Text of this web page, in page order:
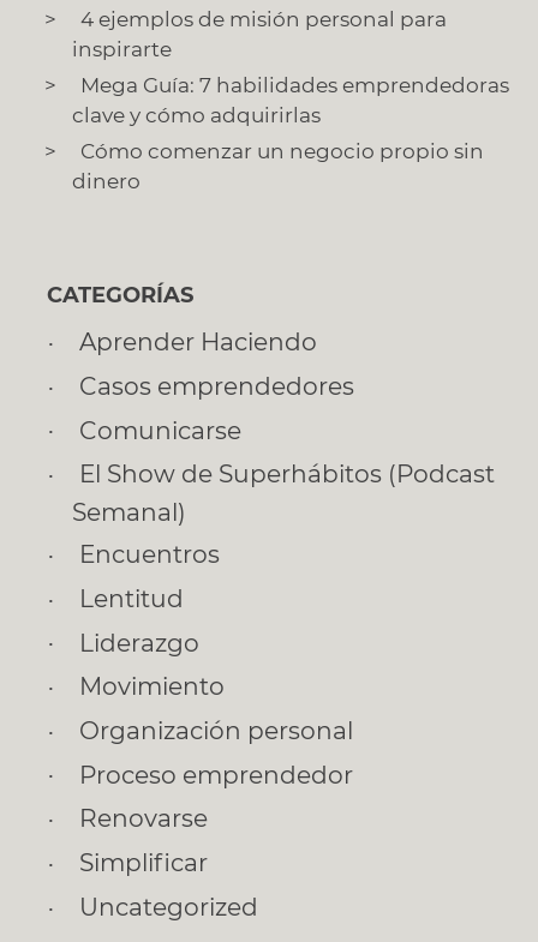
4 ejemplos de misión personal para
inspirarte
Mega Guía: 7 habilidades emprendedoras
clave y cómo adquirirlas
Cómo comenzar un negocio propio sin
dinero
CATEGORÍAS
Aprender Haciendo
Casos emprendedores
Comunicarse
El Show de Superhábitos (Podcast
Semanal)
Encuentros
Lentitud
Liderazgo
Movimiento
Organización personal
Proceso emprendedor
Renovarse
Simplificar
Uncategorized